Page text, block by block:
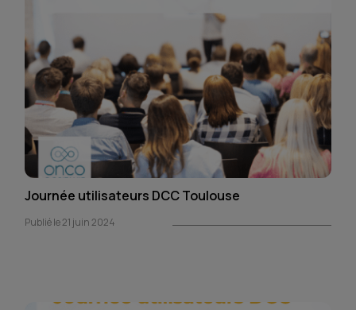
Journée utilisateurs DCC Toulouse
Publié le 21 juin 2024